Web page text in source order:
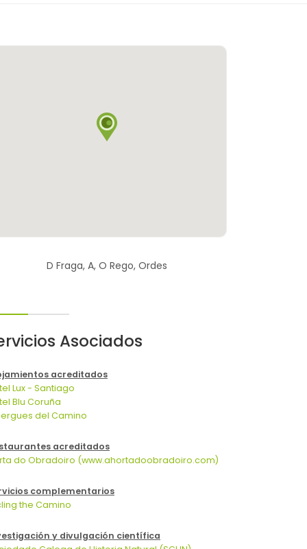
D Fraga, A, O Rego, Ordes
Asociados
acreditados
Lux - Santiago
Blu Coruña
del Camino
acreditados
do Obradoiro (www.ahortadoobradoiro.com)
complementarios
the Camino
y divulgación científica